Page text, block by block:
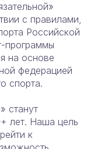
с правилами,
Российской
программы
на основе
федерацией
спорта.
станут
лет. Наша цель
к